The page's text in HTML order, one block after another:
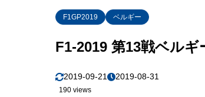
F1GP2019 ベルギー
F1-2019 第13戦ベル
2019-09-21 2019-08-31
190 views